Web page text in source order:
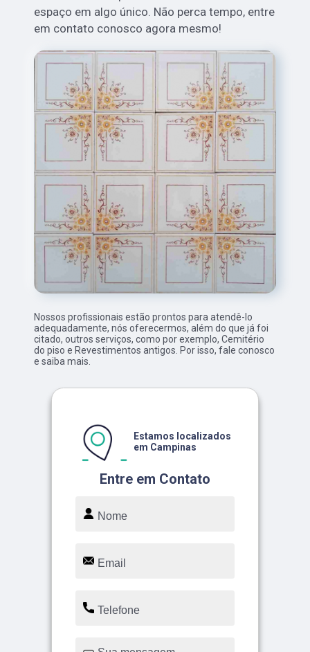
espaço em algo único. Não perca tempo, entre
em contato conosco agora mesmo!
Nossos profissionais estão prontos para atendê-lo
adequadamente, nós oferecermos, além do que já foi
citado, outros serviços, como por exemplo, Cemitério
do piso e Revestimentos antigos. Por isso, fale conosco
e saiba mais.
Entre em Contato
Estamos localizados
em Campinas